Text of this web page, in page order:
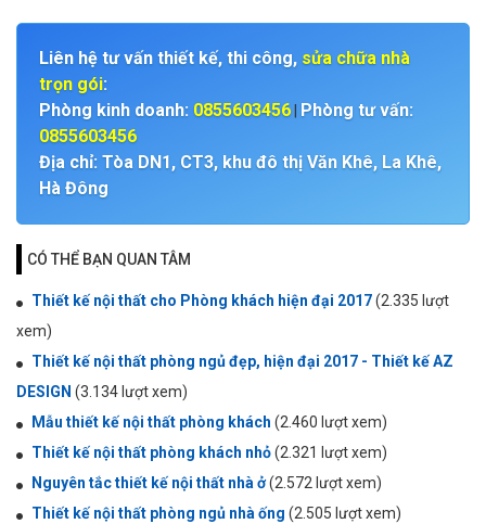
Liên hệ tư vấn thiết kế, thi công, sửa chữa nhà
trọn gói:
Phòng kinh doanh: 0855603456
Phòng tư vấn:
0855603456
Địa chỉ: Tòa DN1, CT3, khu đô thị Văn Khê, La Khê,
Hà Đông
CÓ THỂ BẠN QUAN TÂM
Thiết kế nội thất cho Phòng khách hiện đại 2017(2.335 lượt
xem)
Thiết kế nội thất phòng ngủ đẹp, hiện đại 2017 - Thiết kế AZ
DESIGN (3.134 lượt xem)
Mẫu thiết kế nội thất phòng khách (2.460 lượt xem)
Thiết kế nội thất phòng khách nhỏ(2.321 lượt xem)
Nguyên tắc thiết kế nội thất nhà ở(2.572 lượt xem)
Thiết kế nội thất phòng ngủ nhà ống (2.505 lượt xem)